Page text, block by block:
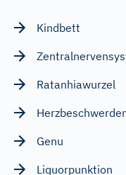
Kindbett
Ratanhiawurzel
Genu
Liquorpunktion